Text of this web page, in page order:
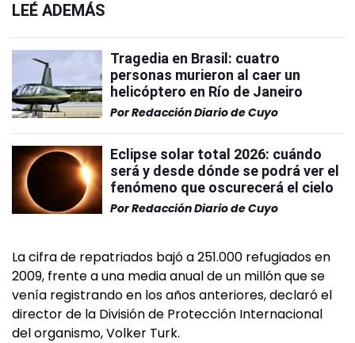
LEÉ ADEMÁS
Tragedia en Brasil: cuatro
personas murieron al caer un
helicóptero en Río de Janeiro
PorRedacción Diario de Cuyo
Eclipse solar total 2026: cuándo
será y desde dónde se podrá ver el
fenómeno que oscurecerá el cielo
PorRedacción Diario de Cuyo
La cifra de repatriados bajó a 251.000 refugiados en
2009, frente a una media anual de un millón que se
venía registrando en los años anteriores, declaró el
director de la División de Protección Internacional
del organismo, Volker Turk.